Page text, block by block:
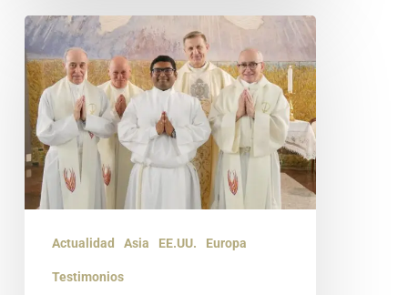
Un
sí
inmutable,
un
espectáculo
para
Actualidad Asia EE.UU. Europa
Testimonios